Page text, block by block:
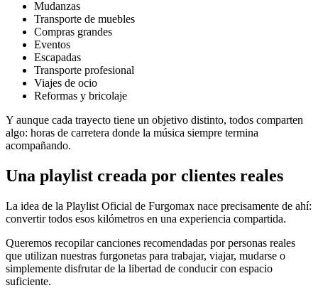
Mudanzas
Transporte de muebles
Compras grandes
Eventos
Escapadas
Transporte profesional
Viajes de ocio
Reformas y bricolaje
Y aunque cada trayecto tiene un objetivo distinto, todos comparten
algo: horas de carretera donde la música siempre termina
acompañando.
Una playlist creada por clientes reales
La idea de la Playlist Oficial de Furgomax nace precisamente de ahí:
convertir todos esos kilómetros en una experiencia compartida.
Queremos recopilar canciones recomendadas por personas reales
que utilizan nuestras furgonetas para trabajar, viajar, mudarse o
simplemente disfrutar de la libertad de conducir con espacio
suficiente.